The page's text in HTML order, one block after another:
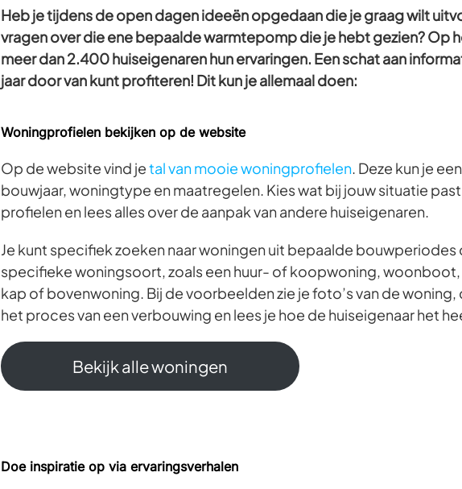
Heb je tijdens de open dagen ideeën opgedaan die je graag wilt
vragen over die ene bepaalde warmtepomp die je hebt gezien? Op
meer dan 2.400 huiseigenaren hun ervaringen. Een schat aan
jaar door van kunt profiteren! Dit kun je allemaal doen:
Woningprofielen bekijken op de website
Op de website vind jetal van mooie woningprofielen. Deze kun je
bouwjaar, woningtype en maatregelen. Kies wat bij jouw situatie
profielen en lees alles over de aanpak van andere huiseigenaren.
Je kunt specifiek zoeken naar woningen uit bepaalde bouwperiodes
specifieke woningsoort, zoals een huur- of koopwoning,
kap of bovenwoning. Bij de voorbeelden zie je foto’s van de
het proces van een verbouwing en lees je hoe de huiseigenaar het
Bekijk alle woningen
Doe inspiratie op via ervaringsverhalen